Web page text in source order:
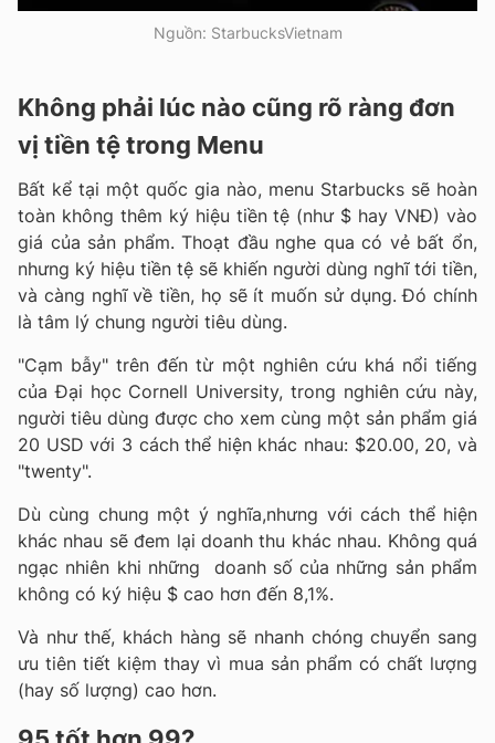
Nguồn: StarbucksVietnam
Không phải lúc nào cũng rõ ràng đơn
vị tiền tệ trong Menu
Bất kể tại một quốc gia nào, menu Starbucks sẽ hoàn
toàn không thêm ký hiệu tiền tệ (như $ hay VNĐ) vào
giá của sản phẩm. Thoạt đầu nghe qua có vẻ bất ổn,
nhưng ký hiệu tiền tệ sẽ khiến người dùng nghĩ tới tiền,
và càng nghĩ về tiền, họ sẽ ít muốn sử dụng. Đó chính
là tâm lý chung người tiêu dùng.
"Cạm bẫy" trên đến từ một nghiên cứu khá nổi tiếng
của Đại học Cornell University, trong nghiên cứu này,
người tiêu dùng được cho xem cùng một sản phẩm giá
20 USD với 3 cách thể hiện khác nhau: $20.00, 20, và
"twenty".
Dù cùng chung một ý nghĩa,nhưng với cách thể hiện
khác nhau sẽ đem lại doanh thu khác nhau. Không quá
ngạc nhiên khi những doanh số của những sản phẩm
không có ký hiệu $ cao hơn đến 8,1%.
Và như thế, khách hàng sẽ nhanh chóng chuyển sang
ưu tiên tiết kiệm thay vì mua sản phẩm có chất lượng
(hay số lượng) cao hơn.